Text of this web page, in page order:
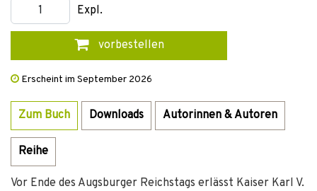
Expl.
vorbestellen
Erscheint im September 2026
Zum Buch Downloads Autorinnen & Autoren
Reihe
Vor Ende des Augsburger Reichstags erlässt Kaiser Karl V.